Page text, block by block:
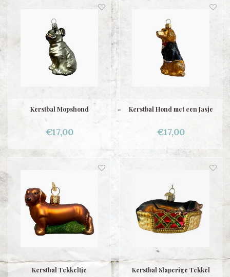
Kerstbal Mopshond
€17,00
Kerstbal Hond met een Jasje
€17,00
Kerstbal Tekkeltje Kerstbal Slaperige Tekkel